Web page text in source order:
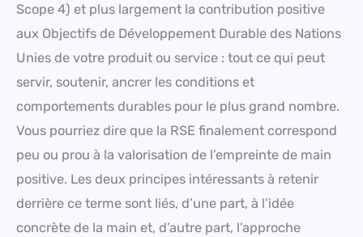
Scope 4) et plus largement la contribution positive
aux Objectifs de Développement Durable des Nations
Unies de votre produit ou service : tout ce qui peut
servir, soutenir, ancrer les conditions et
comportements durables pour le plus grand nombre.
Vous pourriez dire que la RSE finalement correspond
peu ou prou à la valorisation de l’empreinte de main
positive. Les deux principes intéressants à retenir
derrière ce terme sont liés, d’une part, à l’idée
concrète de la main et, d’autre part, l’approche